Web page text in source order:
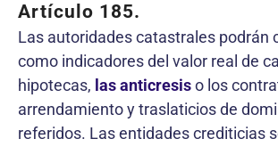
Artículo 185.
Las autoridades catastrales podrán
como indicadores del valor real de
hipotecas, las anticresiso los
arrendamiento y traslaticios de
referidos. Las entidades crediticias